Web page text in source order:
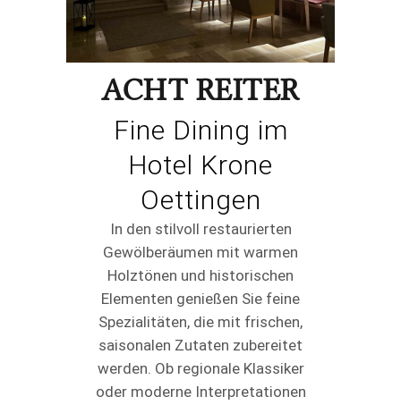
ACHT REITER
Fine Dining im
Hotel Krone
Oettingen
In den stilvoll restaurierten
Gewölberäumen mit warmen
Holztönen und historischen
Elementen genießen Sie feine
Spezialitäten, die mit frischen,
saisonalen Zutaten zubereitet
werden. Ob regionale Klassiker
oder moderne Interpretationen